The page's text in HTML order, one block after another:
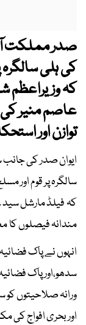
صدر مملکت
کی ہلی
کہ وزیراعظم
عاصم منیر
توازن اور
ایوان صدر کی
سالگرہ پر قوم اور
کہ فیلڈ مارشل
مندانہ فیصلوں کا
انہوں نے پاک
سدھو،اور پاک
ورانہ صلاحیتوں کو
اور بحری افواج کی